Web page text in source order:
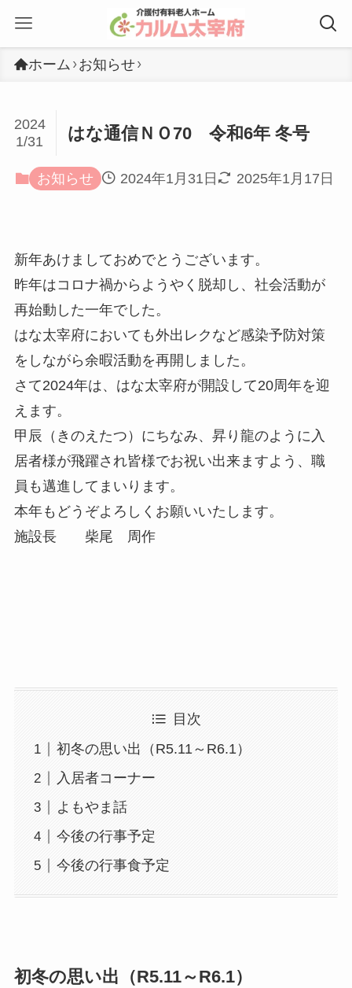
ホーム お知らせ
はな通信ＮＯ70 令和6年 冬号
2024
1/31
お知らせ 2024年1月31日 2025年1月17日
新年あけましておめでとうございます。
昨年はコロナ禍からようやく脱却し、社会活動が
再始動した一年でした。
はな太宰府においても外出レクなど感染予防対策
をしながら余暇活動を再開しました。
さて2024年は、はな太宰府が開設して20周年を迎
えます。
甲辰（きのえたつ）にちなみ、昇り龍のように入
居者様が飛躍され皆様でお祝い出来ますよう、職
員も邁進してまいります。
本年もどうぞよろしくお願いいたします。
施設長 柴尾 周作
目次
初冬の思い出（R5.11～R6.1）
入居者コーナー
よもやま話
今後の行事予定
今後の行事食予定
初冬の思い出（R5.11～R6.1）